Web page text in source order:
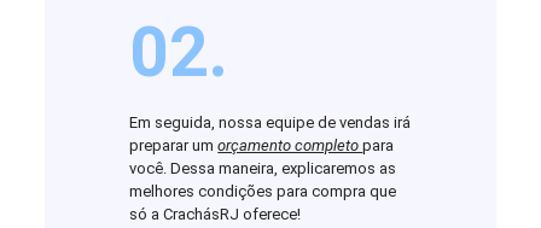
02.
Em seguida, nossa equipe de vendas irá
preparar umorçamento completopara
você. Dessa maneira, explicaremos as
melhores condições para compra que
só a CrachásRJ oferece!